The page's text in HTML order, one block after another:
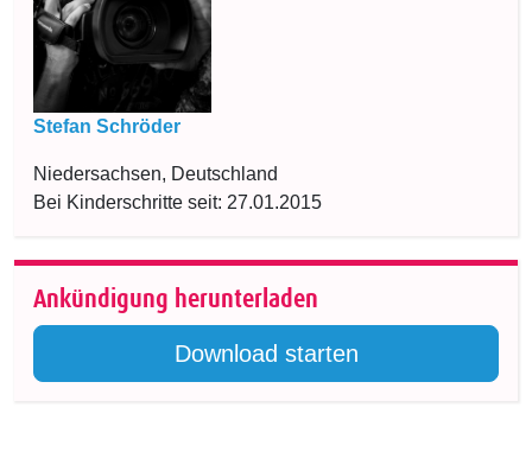
Stefan Schröder
Niedersachsen, Deutschland
Bei Kinderschritte seit: 27.01.2015
Ankündigung herunterladen
Download starten